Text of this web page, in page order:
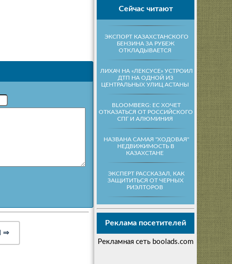
Сейчас читают
ЭКСПОРТ КАЗАХСТАНСКОГО
БЕНЗИНА ЗА РУБЕЖ
ОТКЛАДЫВАЕТСЯ
ЛИХАЧ НА «ЛЕКСУСЕ» УСТРОИЛ
ДТП НА ОДНОЙ ИЗ
ЦЕНТРАЛЬНЫХ УЛИЦ АСТАНЫ
BLOOMBERG: ЕС ХОЧЕТ
ОТКАЗАТЬСЯ ОТ РОССИЙСКОГО
СПГ И АЛЮМИНИЯ
НАЗВАНА САМАЯ "ХОДОВАЯ"
НЕДВИЖИМОСТЬ В
КАЗАХСТАНЕ
ЭКСПЕРТ РАССКАЗАЛ, КАК
ЗАЩИТИТЬСЯ ОТ ЧЕРНЫХ
РИЭЛТОРОВ
Реклама посетителей
Рекламная сеть boolads.com
⇒